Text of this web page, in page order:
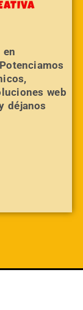
en
web
déjanos